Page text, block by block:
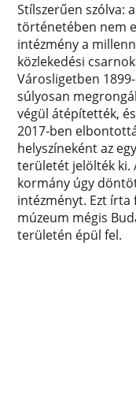
Stílszerűen szólva:
történetében nem
intézmény a
közlekedési
Városligetben
súlyosan
végül átépítették,
2017-ben
helyszíneként az
területét jelölték ki.
kormány úgy
intézményt. Ezt
múzeum mégis
területén épül fel.